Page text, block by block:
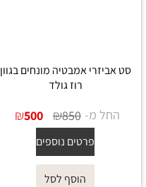
סט אביזרי אמבטיה מונחים בגוון
רוז גולד
החל מ- ₪850
₪500
פרטים נוספים
הוסף לסל